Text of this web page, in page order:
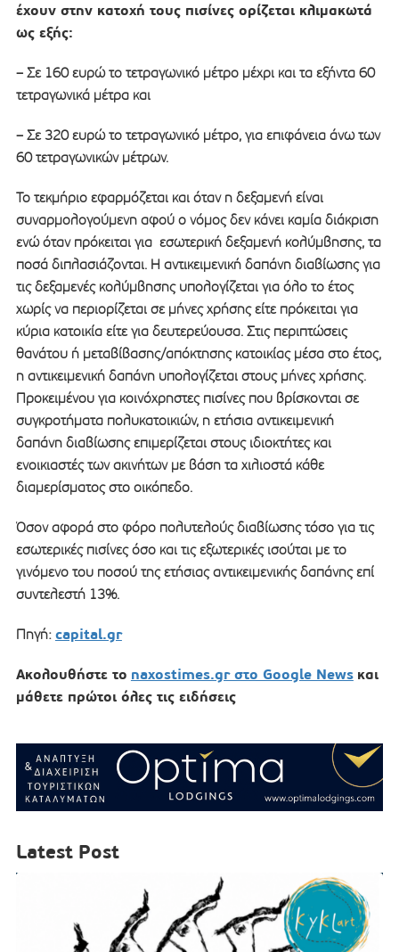
έχουν στην κατοχή τους πισίνες ορίζεται κλιμακωτά
ως εξής:
– Σε 160 ευρώ το τετραγωνικό μέτρο μέχρι και τα εξήντα 60
τετραγωνικά μέτρα και
– Σε 320 ευρώ το τετραγωνικό μέτρο, για επιφάνεια άνω των
60 τετραγωνικών μέτρων.
Το τεκμήριο εφαρμόζεται και όταν η δεξαμενή είναι
συναρμολογούμενη αφού ο νόμος δεν κάνει καμία διάκριση
ενώ όταν πρόκειται για εσωτερική δεξαμενή κολύμβησης, τα
ποσά διπλασιάζονται. Η αντικειμενική δαπάνη διαβίωσης για
τις δεξαμενές κολύμβησης υπολογίζεται για όλο το έτος
χωρίς να περιορίζεται σε μήνες χρήσης είτε πρόκειται για
κύρια κατοικία είτε για δευτερεύουσα. Στις περιπτώσεις
θανάτου ή μεταβίβασης/απόκτησης κατοικίας μέσα στο έτος,
η αντικειμενική δαπάνη υπολογίζεται στους μήνες χρήσης.
Προκειμένου για κοινόχρηστες πισίνες που βρίσκονται σε
συγκροτήματα πολυκατοικιών, η ετήσια αντικειμενική
δαπάνη διαβίωσης επιμερίζεται στους ιδιοκτήτες και
ενοικιαστές των ακινήτων με βάση τα χιλιοστά κάθε
διαμερίσματος στο οικόπεδο.
Όσον αφορά στο φόρο πολυτελούς διαβίωσης τόσο για τις
εσωτερικές πισίνες όσο και τις εξωτερικές ισούται με το
γινόμενο του ποσού της ετήσιας αντικειμενικής δαπάνης επί
συντελεστή 13%.
Πηγή: capital.gr
Ακολουθήστε το naxostimes.gr στο Google News και
μάθετε πρώτοι όλες τις ειδήσεις
Latest Post